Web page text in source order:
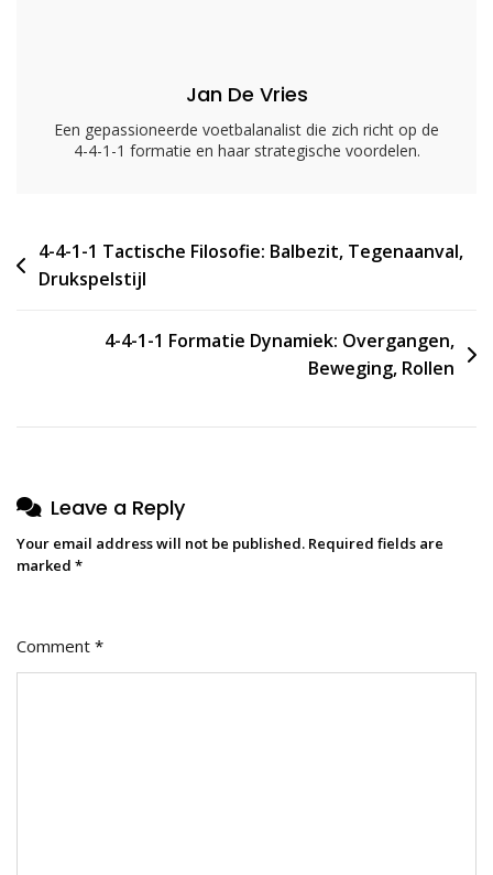
Jan De Vries
Een gepassioneerde voetbalanalist die zich richt op de
4-4-1-1 formatie en haar strategische voordelen.
Post
navigation
4-4-1-1 Tactische Filosofie: Balbezit, Tegenaanval,
Drukspelstijl
4-4-1-1 Formatie Dynamiek: Overgangen,
Beweging, Rollen
Leave a Reply
Your email address will not be published. Required fields are
marked *
Comment *